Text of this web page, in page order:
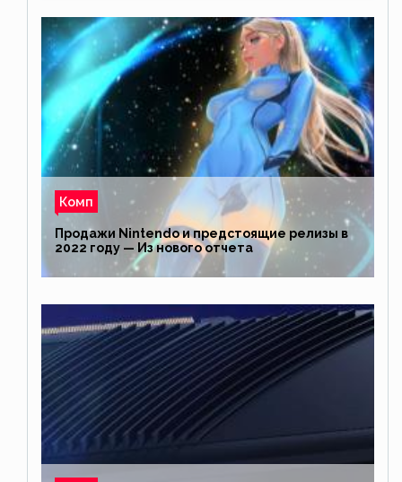
Комп
Продажи Nintendo и предстоящие релизы в
2022 году — Из нового отчета